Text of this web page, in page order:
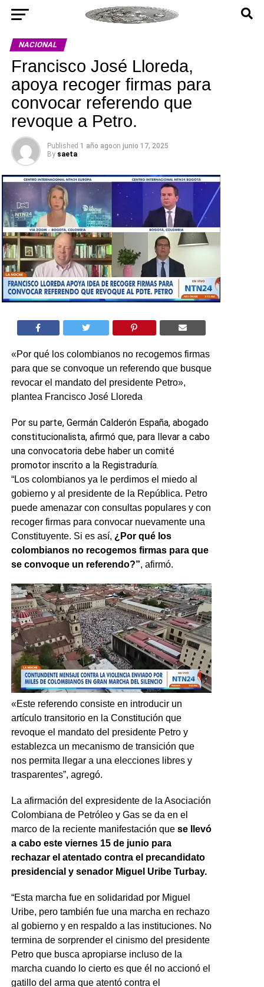
NACIONAL
Francisco José Lloreda,
apoya recoger firmas para
convocar referendo que
revoque a Petro.
Published 1 año agoon junio 17, 2025
By saeta
«Por qué los colombianos no recogemos firmas
para que se convoque un referendo que busque
revocar el mandato del presidente Petro»,
plantea Francisco José Lloreda
Por su parte, Germán Calderón España, abogado
constitucionalista, afirmó que, para llevar a cabo
una convocatoria debe haber un comité
promotor inscrito a la Registraduría.
“Los colombianos ya le perdimos el miedo al
gobierno y al presidente de la República. Petro
puede amenazar con consultas populares y con
recoger firmas para convocar nuevamente una
Constituyente. Si es así, ¿Por qué los
colombianos no recogemos firmas para que
se convoque un referendo?”, afirmó.
«Este referendo consiste en introducir un
artículo transitorio en la Constitución que
revoque el mandato del presidente Petro y
establezca un mecanismo de transición que
nos permita llegar a una elecciones libres y
trasparentes”, agregó.
La afirmación del expresidente de la Asociación
Colombiana de Petróleo y Gas se da en el
marco de la reciente manifestación que se llevó
a cabo este viernes 15 de junio para
rechazar el atentado contra el precandidato
presidencial y senador Miguel Uribe Turbay.
“Esta marcha fue en solidaridad por Miguel
Uribe, pero también fue una marcha en rechazo
al gobierno y en respaldo a las instituciones. No
termina de sorprender el cinismo del presidente
Petro que busca apropiarse incluso de la
marcha cuando lo cierto es que él no accionó el
gatillo del arma que atentó contra el